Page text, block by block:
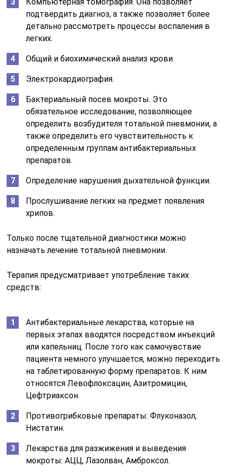
подтвердить диагноз, а также позволяет более
детально рассмотреть процессы воспаления в
легких.
Общий и биохимический анализ крови.
Электрокардиография.
Бактериальный посев мокроты. Это
обязательное исследование, позволяющее
определить возбудителя тотальной пневмонии, а
также определить его чувствительность к
определенным группам антибактериальных
препаратов.
Определение нарушения дыхательной функции.
Прослушивание легких на предмет появления
хрипов.
Только после тщательной диагностики можно
назначать лечение тотальной пневмонии.
Терапия предусматривает употребление таких
средств:
Антибактериальные лекарства, которые на
первых этапах вводятся посредством инъекций
или капельниц. После того как самочувствие
пациента немного улучшается, можно переходить
на таблетированную форму препаратов. К ним
относятся Левофлоксацин, Азитромицин,
Цефтриаксон.
Противогрибковые препараты: Флуконазол,
Нистатин.
Лекарства для разжижения и выведения
мокроты: АЦЦ, Лазолван, Амброксол.